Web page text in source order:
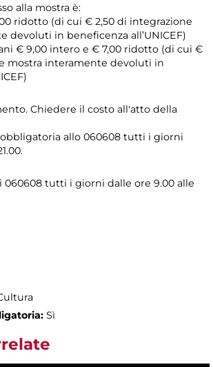
alla mostra è:
ridotto (di cui € 2,50 di integrazione
devoluti in beneficenza all’UNICEF)
€ 9,00 intero e € 7,00 ridotto (di cui €
mostra interamente devoluti in
Chiedere il costo all'atto della
allo 060608 tutti i giorni
060608 tutti i giorni dalle ore 9.00 alle
Sì